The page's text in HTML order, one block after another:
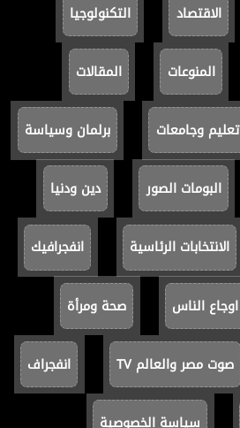
الاقتصاد التكنولوجيا
المنوعات المقالات
تعليم وجامعات برلمان وسياسة
البومات الصور دين ودنيا
الانتخابات الرئاسية انفجرافيك
اوجاع الناس صحة ومرأة
صوت مصر والعالم TV انفجراف
سياسة الخصوصية